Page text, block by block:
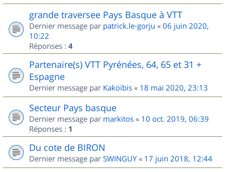
grande traversee Pays Basque à VTT
Dernier message par patrick.le-gorju « 06 juin 2020,
10:22
Réponses : 4
Partenaire(s) VTT Pyrénées, 64, 65 et 31 +
Espagne
Dernier message par Kakoïbis « 18 mai 2020, 23:13
Secteur Pays basque
Dernier message par markitos « 10 oct. 2019, 06:39
Réponses : 1
Du cote de BIRON
Dernier message par SWINGUY« 17 juin 2018, 12:44